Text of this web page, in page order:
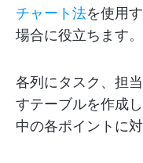
チャート法を使用
場合に役立ちます。
各列にタスク、担
すテーブルを作成
中の各ポイントに対